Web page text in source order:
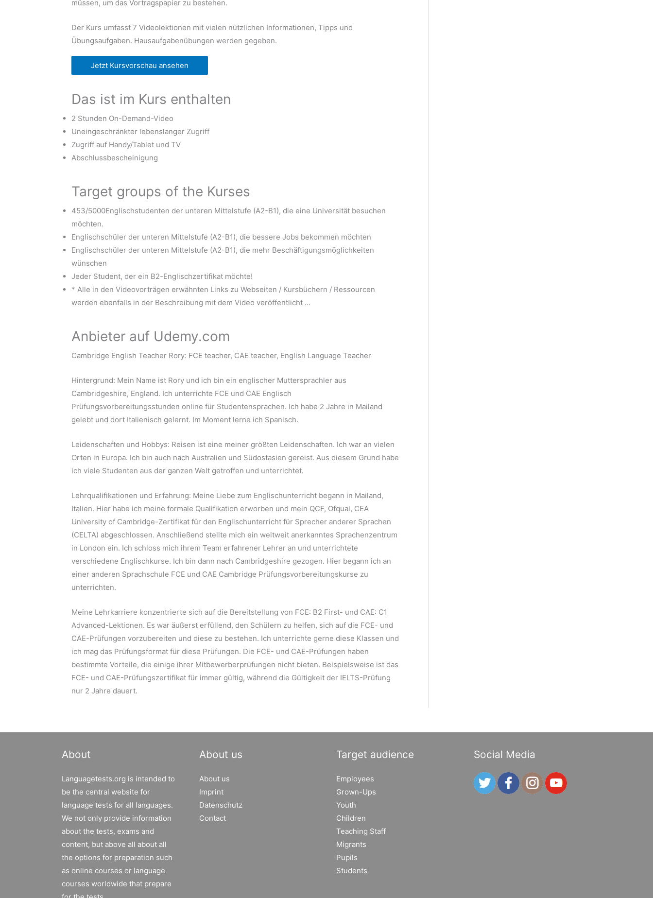
müssen, um das Vortragspapier zu bestehen.
Der Kurs umfasst 7 Videolektionen mit vielen nützlichen Informationen, Tipps und
Übungsaufgaben. Hausaufgabenübungen werden gegeben.
Jetzt Kursvorschau ansehen
Das ist im Kurs enthalten
2 Stunden On-Demand-Video
Uneingeschränkter lebenslanger Zugriff
Zugriff auf Handy/Tablet und TV
Abschlussbescheinigung
Target groups of the Kurses
453/5000Englischstudenten der unteren Mittelstufe (A2-B1), die eine Universität besuchen
möchten.
Englischschüler der unteren Mittelstufe (A2-B1), die bessere Jobs bekommen möchten
Englischschüler der unteren Mittelstufe (A2-B1), die mehr Beschäftigungsmöglichkeiten
wünschen
Jeder Student, der ein B2-Englischzertifikat möchte!
* Alle in den Videovorträgen erwähnten Links zu Webseiten / Kursbüchern / Ressourcen
werden ebenfalls in der Beschreibung mit dem Video veröffentlicht …
Anbieter auf Udemy.com
Cambridge English Teacher Rory: FCE teacher, CAE teacher, English Language Teacher
Hintergrund: Mein Name ist Rory und ich bin ein englischer Muttersprachler aus
Cambridgeshire, England. Ich unterrichte FCE und CAE Englisch
Prüfungsvorbereitungsstunden online für Studentensprachen. Ich habe 2 Jahre in Mailand
gelebt und dort Italienisch gelernt. Im Moment lerne ich Spanisch.
Leidenschaften und Hobbys: Reisen ist eine meiner größten Leidenschaften. Ich war an vielen
Orten in Europa. Ich bin auch nach Australien und Südostasien gereist. Aus diesem Grund habe
ich viele Studenten aus der ganzen Welt getroffen und unterrichtet.
Lehrqualifikationen und Erfahrung: Meine Liebe zum Englischunterricht begann in Mailand,
Italien. Hier habe ich meine formale Qualifikation erworben und mein QCF, Ofqual, CEA
University of Cambridge-Zertifikat für den Englischunterricht für Sprecher anderer Sprachen
(CELTA) abgeschlossen. Anschließend stellte mich ein weltweit anerkanntes Sprachenzentrum
in London ein. Ich schloss mich ihrem Team erfahrener Lehrer an und unterrichtete
verschiedene Englischkurse. Ich bin dann nach Cambridgeshire gezogen. Hier begann ich an
einer anderen Sprachschule FCE und CAE Cambridge Prüfungsvorbereitungskurse zu
unterrichten.
Meine Lehrkarriere konzentrierte sich auf die Bereitstellung von FCE: B2 First- und CAE: C1
Advanced-Lektionen. Es war äußerst erfüllend, den Schülern zu helfen, sich auf die FCE- und
CAE-Prüfungen vorzubereiten und diese zu bestehen. Ich unterrichte gerne diese Klassen und
ich mag das Prüfungsformat für diese Prüfungen. Die FCE- und CAE-Prüfungen haben
bestimmte Vorteile, die einige ihrer Mitbewerberprüfungen nicht bieten. Beispielsweise ist das
FCE- und CAE-Prüfungszertifikat für immer gültig, während die Gültigkeit der IELTS-Prüfung
nur 2 Jahre dauert.
About
Languagetests.org is intended to
be the central website for
language tests for all languages.
We not only provide information
about the tests, exams and
content, but above all about all
the options for preparation such
as online courses or language
courses worldwide that prepare
About us
About us
Imprint
Datenschutz
Contact
Target audience
Employees
Grown-Ups
Youth
Children
Teaching Staff
Migrants
Pupils
Students
Social Media